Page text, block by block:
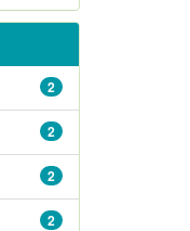
2
2
2
2